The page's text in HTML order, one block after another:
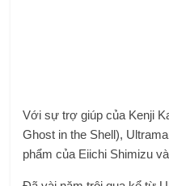
Với sự trợ giúp của Kenji
Ghost in the Shell),
phẩm của Eiichi Shimizu